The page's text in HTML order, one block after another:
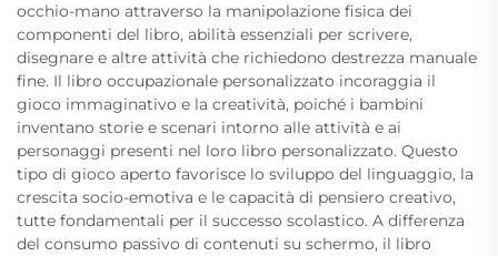
occhio-mano attraverso la manipolazione fisica dei
componenti del libro, abilità essenziali per scrivere,
disegnare e altre attività che richiedono destrezza manuale
fine. Il libro occupazionale personalizzato incoraggia il
gioco immaginativo e la creatività, poiché i bambini
inventano storie e scenari intorno alle attività e ai
personaggi presenti nel loro libro personalizzato. Questo
tipo di gioco aperto favorisce lo sviluppo del linguaggio, la
crescita socio-emotiva e le capacità di pensiero creativo,
tutte fondamentali per il successo scolastico. A differenza
del consumo passivo di contenuti su schermo, il libro